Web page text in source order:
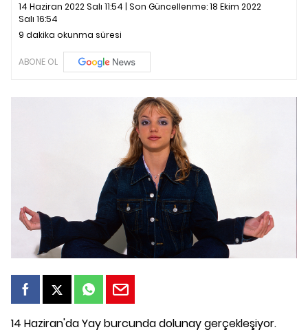
14 Haziran 2022 Salı 11:54 | Son Güncellenme:18 Ekim 2022
Salı 16:54
9 dakika okunma süresi
ABONE OL
14 Haziran'da Yay burcunda dolunay gerçekleşiyor.